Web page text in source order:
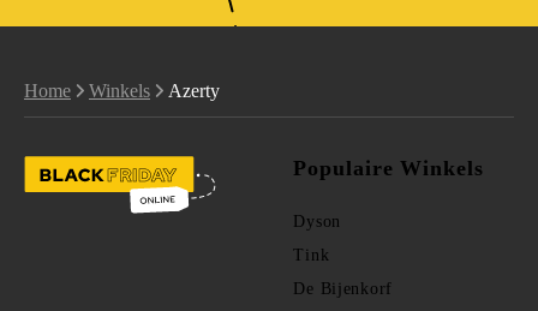
Home Winkels Azerty
Populaire Winkels
Dyson
Tink
De Bijenkorf